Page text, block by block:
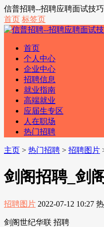
信普招聘--招聘应聘面试技
首页 标签页
首页
个人中心
企业中心
招聘信息
就业指南
高端就业
应届生专区
人在职场
热门招聘
主页 > 热门招聘 > 招聘图片
剑阁招聘_剑
招聘图片 2022-07-12 10:27
剑阁世纪华联 招聘